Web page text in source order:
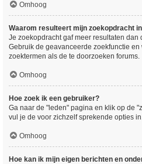
Omhoog
Waarom resulteert mijn zoekopdracht
Je zoekopdracht gaf meer resultaten dan
Gebruik de geavanceerde zoekfunctie
zoektermen als de te doorzoeken forums.
Omhoog
Hoe zoek ik een gebruiker?
Ga naar de "leden" pagina en klik op de
vul je de voor zichzelf sprekende opties
Omhoog
Hoe kan ik mijn eigen berichten en